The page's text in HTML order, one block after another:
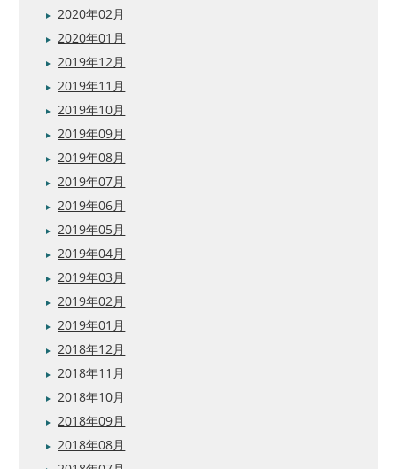
2020年02月
2020年01月
2019年12月
2019年11月
2019年10月
2019年09月
2019年08月
2019年07月
2019年06月
2019年05月
2019年04月
2019年03月
2019年02月
2019年01月
2018年12月
2018年11月
2018年10月
2018年09月
2018年08月